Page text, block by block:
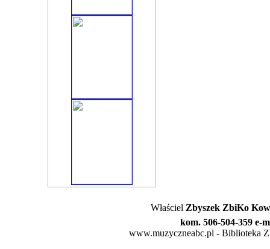
Właściel Zbyszek ZbiKo
kom. 506-504-359 e-
www.muzyczneabc.pl - Biblioteka